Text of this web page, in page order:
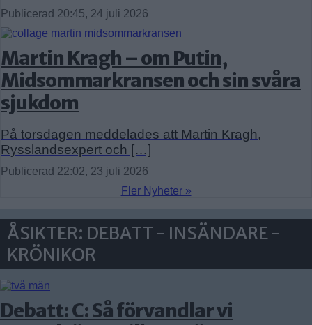
Publicerad 20:45, 24 juli 2026
Martin Kragh – om Putin,
Midsommarkransen och sin svåra
sjukdom
På torsdagen meddelades att Martin Kragh,
Rysslandsexpert och […]
Publicerad 22:02, 23 juli 2026
Fler Nyheter »
ÅSIKTER: DEBATT - INSÄNDARE -
KRÖNIKOR
Debatt: C: Så förvandlar vi